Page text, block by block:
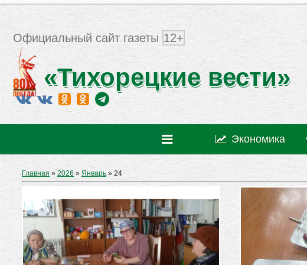
Официальный сайт газеты 12+
«Тихорецкие вести»
Экономика
Главная »2026 » Январь » 24